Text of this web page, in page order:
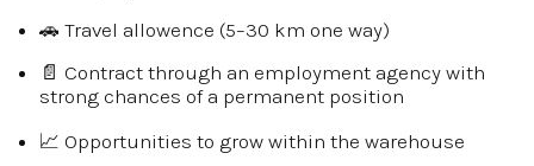
🚗 Travel allowence (5–30 km one way)
📄 Contract through an employment agency with
strong chances of a permanent position
📈 Opportunities to grow within the warehouse